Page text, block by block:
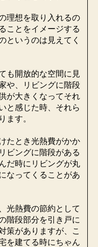
理想を取り入れるの
ことをイメージする
というのは見えてく
も開放的な空間に見
や、リビングに階段
が大きくなってそれ
と感じた時、それら
ます。
たとき光熱費がかか
ビングに階段がある
だ時にリビングが丸
なってくることがあ
光熱費の節約として
階段部分を引き戸に
策がありますが、こ
を建てる時にちゃん